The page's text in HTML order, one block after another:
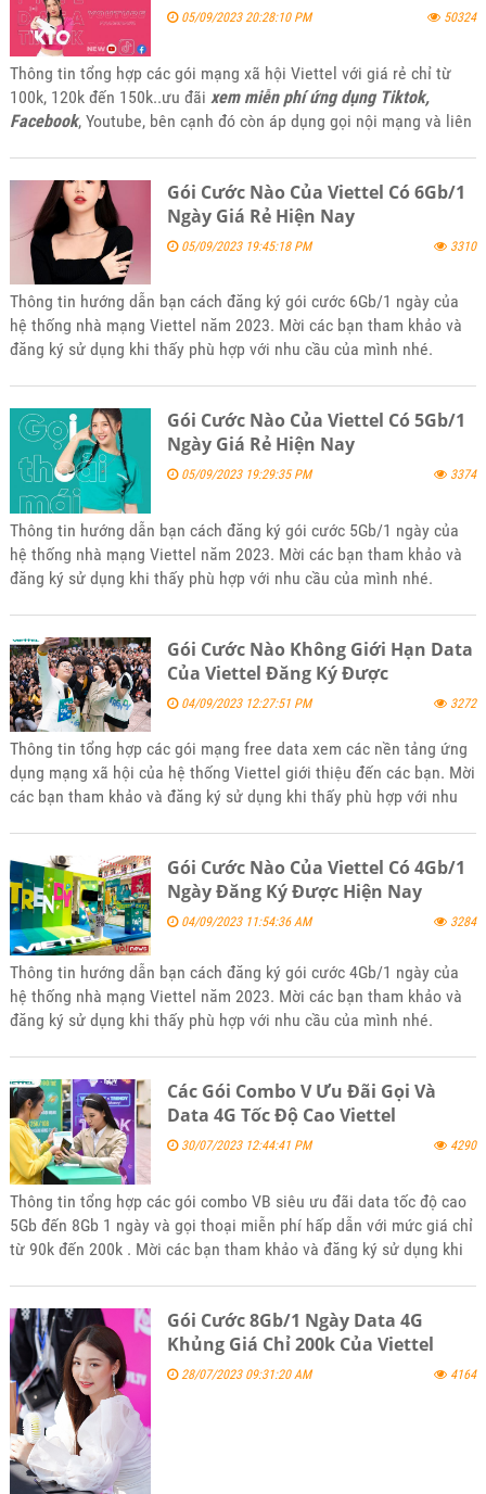
05/09/2023 20:28:10 PM 50324
Thông tin tổng hợp các gói mạng xã hội Viettel với giá rẻ chỉ từ
100k, 120k đến 150k..ưu đãi xem miễn phí ứng dụng Tiktok,
Facebook, Youtube, bên cạnh đó còn áp dụng gọi nội mạng và liên
với nhu cầu của mình nhé.Gói Cước Nào Của Viettel Có 6Gb/1
Ngày Giá Rẻ Hiện Nay
05/09/2023 19:45:18 PM 3310
Thông tin hướng dẫn bạn cách đăng ký gói cước 6Gb/1 ngày của
hệ thống nhà mạng Viettel năm 2023. Mời các bạn tham khảo và
đăng ký sử dụng khi thấy phù hợp với nhu cầu của mình nhé.
Gói Cước Nào Của Viettel Có 5Gb/1
Ngày Giá Rẻ Hiện Nay
05/09/2023 19:29:35 PM 3374
Thông tin hướng dẫn bạn cách đăng ký gói cước 5Gb/1 ngày của
hệ thống nhà mạng Viettel năm 2023. Mời các bạn tham khảo và
đăng ký sử dụng khi thấy phù hợp với nhu cầu của mình nhé.
Gói Cước Nào Không Giới Hạn Data
Của Viettel Đăng Ký Được
04/09/2023 12:27:51 PM 3272
Thông tin tổng hợp các gói mạng free data xem các nền tảng ứng
dụng mạng xã hội của hệ thống Viettel giới thiệu đến các bạn. Mời
các bạn tham khảo và đăng ký sử dụng khi thấy phù hợp với nhu
Gói Cước Nào Của Viettel Có 4Gb/1
Ngày Đăng Ký Được Hiện Nay
04/09/2023 11:54:36 AM 3284
Thông tin hướng dẫn bạn cách đăng ký gói cước 4Gb/1 ngày của
hệ thống nhà mạng Viettel năm 2023. Mời các bạn tham khảo và
đăng ký sử dụng khi thấy phù hợp với nhu cầu của mình nhé.
Các Gói Combo V Ưu Đãi Gọi Và
Data 4G Tốc Độ Cao Viettel
30/07/2023 12:44:41 PM 4290
Thông tin tổng hợp các gói combo VB siêu ưu đãi data tốc độ cao
5Gb đến 8Gb 1 ngày và gọi thoại miễn phí hấp dẫn với mức giá chỉ
từ 90k đến 200k . Mời các bạn tham khảo và đăng ký sử dụng khi
Gói Cước 8Gb/1 Ngày Data 4G
Khủng Giá Chỉ 200k Của Viettel
28/07/2023 09:31:20 AM 4164